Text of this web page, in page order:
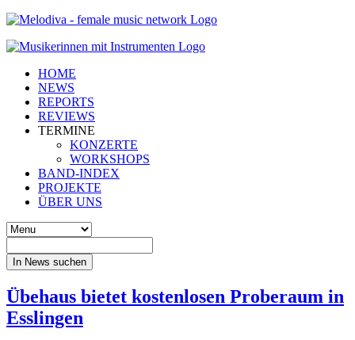
HOME
NEWS
REPORTS
REVIEWS
TERMINE
KONZERTE
WORKSHOPS
BAND-INDEX
PROJEKTE
ÜBER UNS
In News suchen
Übehaus bietet kostenlosen Proberaum in
Esslingen